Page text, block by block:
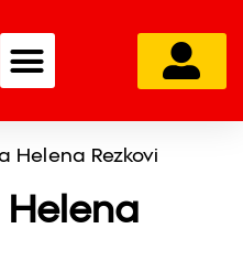
Helena Rezkovi
Helena